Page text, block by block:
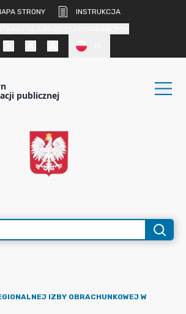
STRONY
INSTRUKCJA
publicznej
IZBY OBRACHUNKOWEJ W